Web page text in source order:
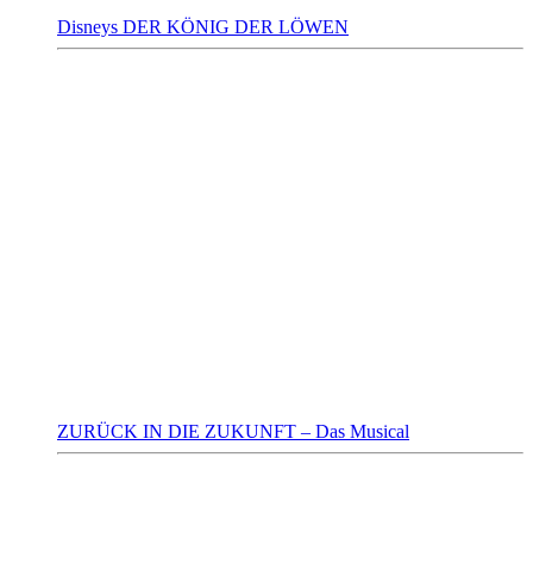
Disneys DER KÖNIG DER LÖWEN
ZURÜCK IN DIE ZUKUNFT – Das Musical